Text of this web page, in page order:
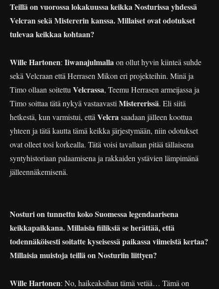
Teillä on vuorossa lokakuussa keikka Nosturissa yhdessä
Velcran sekä Mistererin kanssa. Millaiset ovat odotukset
tulevaa keikkaa kohtaan?
Wille Hartonen: Iiwanajulmallaon ollut hyvin kiinteä suhde
sekä Velcraan että Herrasen Mikon eri projekteihin. Minä ja
Timo ollaan soitettu Velcrassa, Teemu Herrasen armeijassa ja
Timo soittaa tätä nykyä vastaavasti Mistererissä. Eli siitä
hetkestä, kun varmistui, että Velcrasaadaan jälleen koottua
yhteen ja tätä kautta tämä keikka järjestymään, niin odotukset
ovat olleet tosi korkealla. Tätä voisi tavallaan pitää tällaisena
syntyhistoriaan palaamisena ja rakkaiden ystävien lämpimänä
jälleennäkemisenä.
Nosturi on tunnettu koko Suomessa legendaarisena
keikkapaikkana. Millaisia fiiliksiä se herättää, että
todennäköisesti soitatte kyseisessä paikassa viimeistä kertaa?
Millaisia muistoja teillä on Nosturiin liittyen?
Wille Hartonen: No, haikeaksihan tämä vetää… Tämä on